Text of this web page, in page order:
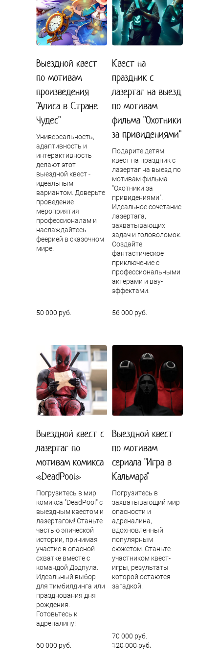
Выездной квест
по мотивам
произведения
"Алиса в Стране
Чудес"
Универсальность,
адаптивность и
интерактивность
делают этот
выездной квест -
идеальным
вариантом. Доверьте
проведение
мероприятия
профессионалам и
наслаждайтесь
феерией в сказочном
мире.
50 000 руб.
Квест на
праздник с
лазертаг на выезд
по мотивам
фильма "Охотники
за привидениями"
Подарите детям
квест на праздник с
лазертаг на выезд по
мотивам фильма
"Охотники за
привидениями".
Идеальное сочетание
лазертага,
захватывающих
задач и головоломок.
Создайте
фантастическое
приключение с
профессиональными
актерами и вау-
эффектами.
56 000 руб.
Выездной квест с
лазертаг по
мотивам комикса
«DeadPool»
Погрузитесь в мир
комикса "DeadPool" с
выездным квестом и
лазертагом! Станьте
частью эпической
истории, принимая
участие в опасной
схватке вместе с
командой Дэдпула.
Идеальный выбор
для тимбилдинга или
празднования дня
рождения.
Готовьтесь к
адреналину!
60 000 руб.
Выездной квест
по мотивам
сериала "Игра в
Кальмара"
Погрузитесь в
захватывающий мир
опасности и
адреналина,
вдохновленный
популярным
сюжетом. Станьте
участником квест-
игры, результаты
которой остаются
загадкой!
70 000 руб.
120 000 руб.